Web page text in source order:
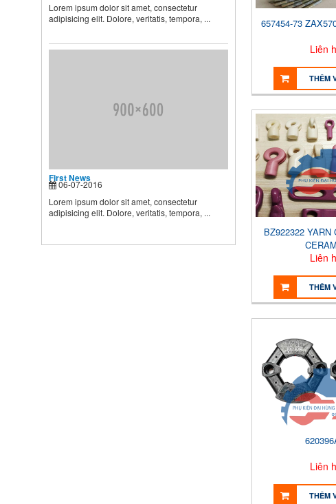
Lorem ipsum dolor sit amet, consectetur
adipisicing elit. Dolore, veritatis, tempora, ...
First News
06-07-2016
Lorem ipsum dolor sit amet, consectetur
adipisicing elit. Dolore, veritatis, tempora, ...
657454-73
Liên
THÊM
BZ922322 YARN
Liên
THÊM
Liên
THÊM